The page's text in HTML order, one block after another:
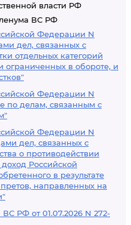
власти РФ
ВС РФ
Федерации N
дел, связанных с
отдельных категорий
ограниченных в обороте, и
Федерации N
по делам, связанным с
Федерации N
дел, связанных с
о противодействии
Российской
в результате
направленных на
РФ от 01.07.2026 N 272-